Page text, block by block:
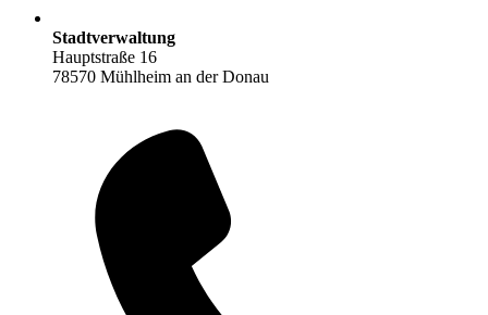
Stadtverwaltung
Hauptstraße 16
78570 Mühlheim an der Donau